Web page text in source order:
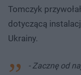
Tomczyk
dotyczącą
Ukrainy.
- Zacznę od